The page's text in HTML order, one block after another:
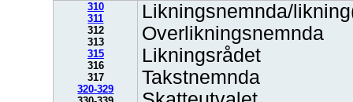
310
311
312
313
315
316
317
320-329
Likningsnemnda/
Overlikningsnemnda
Likningsrådet
Takstnemnda